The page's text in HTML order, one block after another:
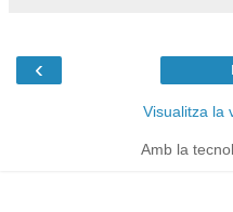
‹
Visualitza la
Amb la